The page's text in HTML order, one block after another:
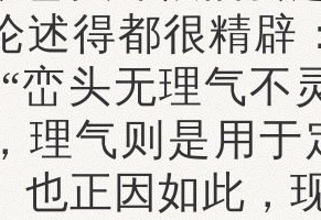
述得都很精辟
峦头无理气不
理气则是用
也正因如此，